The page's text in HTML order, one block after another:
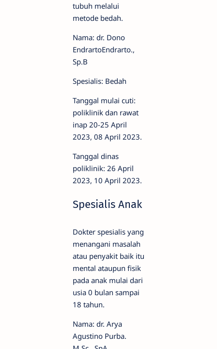
tubuh melalui
metode bedah.
Nama: dr. Dono
EndrartoEndrarto.,
Sp.B
Spesialis: Bedah
Tanggal mulai cuti:
poliklinik dan rawat
inap 20-25 April
2023, 08 April 2023.
Tanggal dinas
poliklinik: 26 April
2023, 10 April 2023.
Spesialis Anak
Dokter spesialis yang
menangani masalah
atau penyakit baik itu
mental ataupun fisik
pada anak mulai dari
usia 0 bulan sampai
18 tahun.
Nama: dr. Arya
Agustino Purba.